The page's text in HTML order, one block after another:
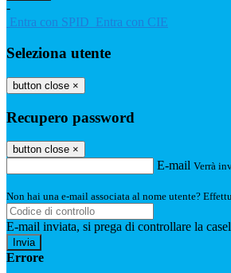
-
Entra con SPID Entra con CIE
Seleziona utente
button close ×
Recupero password
button close ×
E-mail Verrà
Non hai una e-mail associata al nome utente?
E-mail inviata, si prega di controllare la
Errore